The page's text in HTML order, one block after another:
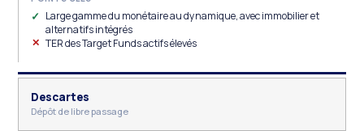
Large gamme du monétaire au dynamique, avec immobilier et
alternatifs intégrés
TER des Target Funds actifs élevés
Descartes
Dépôt de libre passage